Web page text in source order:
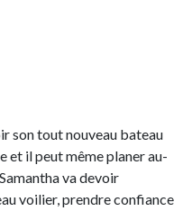
son tout nouveau bateau
il peut même planer au-
va devoir
voilier, prendre confiance